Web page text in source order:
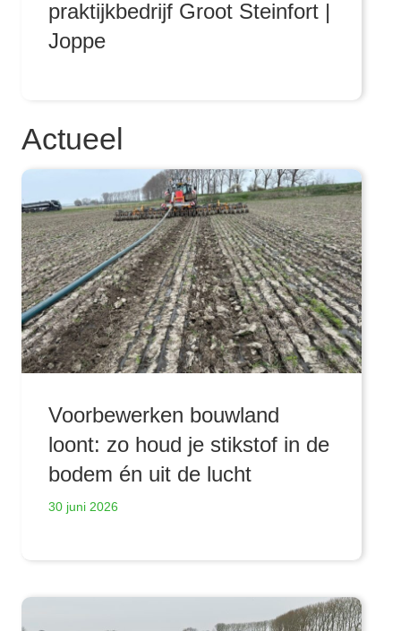
praktijkbedrijf Groot Steinfort |
Joppe
Actueel
Voorbewerken bouwland
loont: zo houd je stikstof in de
bodem én uit de lucht
30 juni 2026